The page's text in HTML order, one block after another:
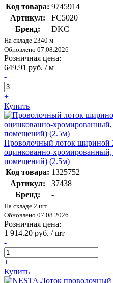
Код товара: 9745914
Артикул:
FC5020
Бренд:
DKC
На складе 2340 м
Обновлено 07.08.2026
Розничная цена:
649.91 руб. / м
-
+
Купить
Проволочный лоток шириной
оцинкованно-хромированный,
помещений) (2.5м)
Код товара: 1325752
Артикул:
37438
Бренд:
-
На складе 2 шт
Обновлено 07.08.2026
Розничная цена:
1 914.20 руб. / шт
-
+
Купить